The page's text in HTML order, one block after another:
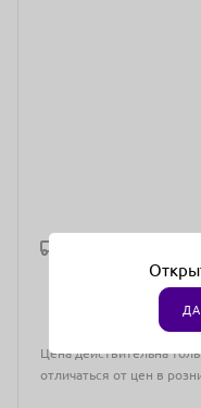
Цена действительна
отличаться от цен в
ДА